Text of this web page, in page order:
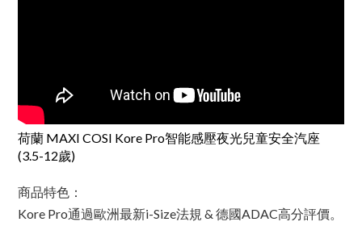
荷蘭 MAXI COSI Kore Pro智能感壓夜光兒童安全汽座
(3.5-12歲)
商品特色：
Kore Pro通過歐洲最新i-Size法規 & 德國ADAC高分評價。